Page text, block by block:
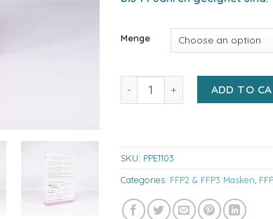
Menge
ADD TO
SKU: PPE1103
Categories: FFP2 & FFP3 Masken